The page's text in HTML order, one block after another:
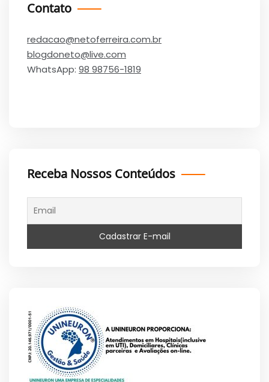
Contato
redacao@netoferreira.com.br
blogdoneto@live.com
WhatsApp: 98 98756-1819
Receba Nossos Conteúdos